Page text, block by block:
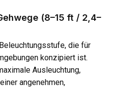
(8–15 ft / 2,4–
die für
konzipiert ist.
Ausleuchtung,
angenehmen,